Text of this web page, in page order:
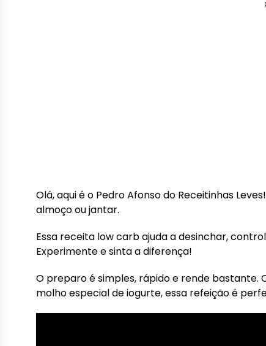
Olá, aqui é o Pedro Afonso do Receitinhas
almoço ou jantar.
Essa receita low carb ajuda a desinchar,
Experimente e sinta a diferença!
O preparo é simples, rápido e rende
molho especial de iogurte, essa refeição é